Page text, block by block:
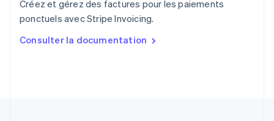
Créez et gérez des factures pour les paiements
ponctuels avec Stripe Invoicing.
Consulter la documentation
Singapour
English 简体中文
English